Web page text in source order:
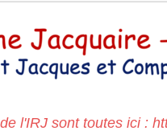
l'IRJ sont toutes ici :